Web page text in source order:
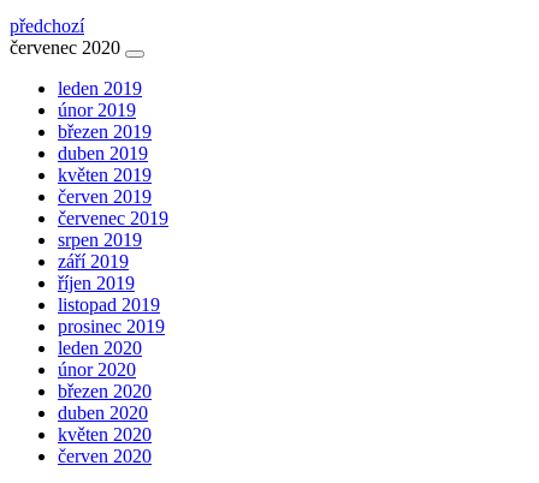
předchozí
červenec 2020
leden 2019
únor 2019
březen 2019
duben 2019
květen 2019
červen 2019
červenec 2019
srpen 2019
září 2019
říjen 2019
listopad 2019
prosinec 2019
leden 2020
únor 2020
březen 2020
duben 2020
květen 2020
červen 2020